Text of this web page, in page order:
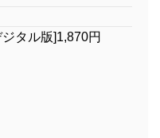
タル版]1,870円